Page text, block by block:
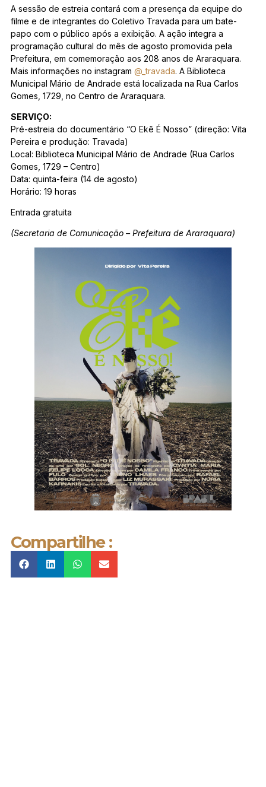
A sessão de estreia contará com a presença da equipe do
filme e de integrantes do Coletivo Travada para um bate-
papo com o público após a exibição. A ação integra a
programação cultural do mês de agosto promovida pela
Prefeitura, em comemoração aos 208 anos de Araraquara.
Mais informações no instagram @_travada. A Biblioteca
Municipal Mário de Andrade está localizada na Rua Carlos
Gomes, 1729, no Centro de Araraquara.
SERVIÇO:
Pré-estreia do documentário “O Ekê É Nosso” (direção: Vita
Pereira e produção: Travada)
Local: Biblioteca Municipal Mário de Andrade (Rua Carlos
Gomes, 1729 – Centro)
Data: quinta-feira (14 de agosto)
Horário: 19 horas
Entrada gratuita
(Secretaria de Comunicação – Prefeitura de Araraquara)
Compartilhe :